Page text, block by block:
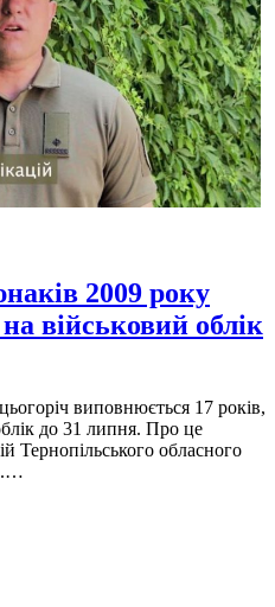
2009 року
військовий облік
виповнюється 17 років,
до 31 липня. Про це
Тернопільського обласного